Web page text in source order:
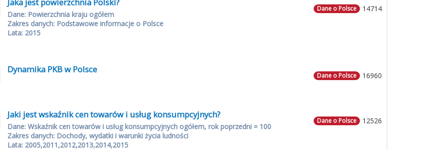
14714
Dane o Polsce
Dane: Powierzchnia kraju ogółem
Zakres danych: Podstawowe informacje o Polsce
Lata: 2015
16960
Dane o Polsce
Dynamika PKB w Polsce
12526
Dane o Polsce
Jaki jest wskaźnik cen towarów i usług konsumpcyjnych?
Dane: Wskaźnik cen towarów i usług konsumpcyjnych ogółem, rok poprzedni = 100
Zakres danych: Dochody, wydatki i warunki życia ludności
Lata: 2005,2011,2012,2013,2014,2015